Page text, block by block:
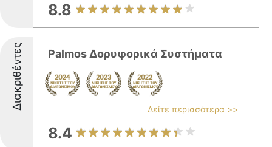
8.8
Διακριθέντες Palmos Δορυφορικά Συστήματα
Δείτε περισσότερα >>
8.4